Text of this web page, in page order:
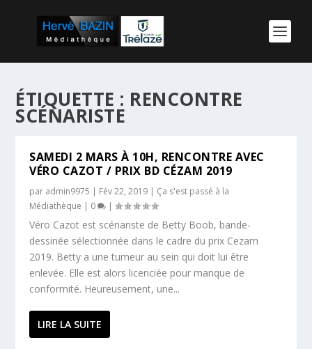
ÉTIQUETTE : RENCONTRE
SCÉNARISTE
SAMEDI 2 MARS À 10H, RENCONTRE AVEC
VÉRO CAZOT / PRIX BD CÉZAM 2019
par admin9975 | Fév 22, 2019 | Ça s'est passé à la
Médiathèque | 0 |
Véro Cazot est scénariste de Betty Boob, bande-
dessinée sélectionnée dans le cadre du prix Cezam
2019. Betty a une tumeur au sein qui doit lui être
enlevée. Elle est alors licenciée pour manque de
conformité. Heureusement, une...
LIRE LA SUITE